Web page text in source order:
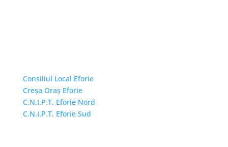
Consiliul Local Eforie
Creșa Oraș Eforie
C.N.I.P.T. Eforie Nord
C.N.I.P.T. Eforie Sud